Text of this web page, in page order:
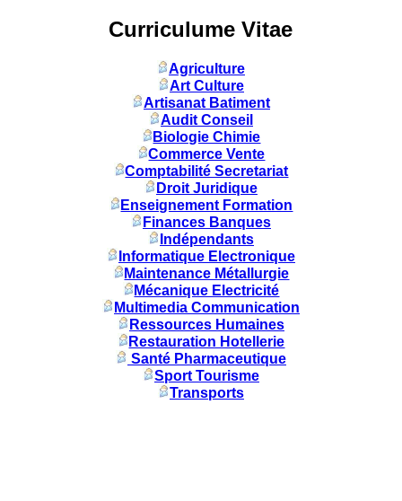
Curriculume Vitae
Agriculture
Art Culture
Artisanat Batiment
Audit Conseil
Biologie Chimie
Commerce Vente
Comptabilité Secretariat
Droit Juridique
Enseignement Formation
Finances Banques
Indépendants
Informatique Electronique
Maintenance Métallurgie
Mécanique Electricité
Multimedia Communication
Ressources Humaines
Restauration Hotellerie
Santé Pharmaceutique
Sport Tourisme
Transports